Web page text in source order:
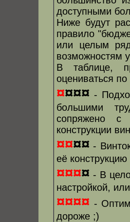
доступными
Ниже будут
правило
или целым
возможностям
В таблице,
оцениваться
¤¤¤¤ -
большими
сопряжено с
конструкции
¤¤¤¤ -
её
¤¤¤¤ - В
настройкой,
¤¤¤¤ -
дороже ;)